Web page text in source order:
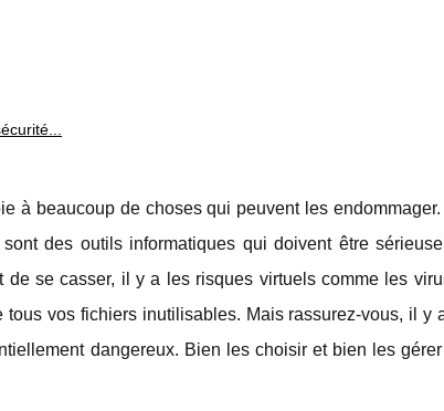
à beaucoup de choses qui peuvent les
des outils informatiques qui doivent être
se casser, il y a les risques virtuels comme les
vos fichiers inutilisables. Mais rassurez-vous, il y
dangereux. Bien les choisir et bien les